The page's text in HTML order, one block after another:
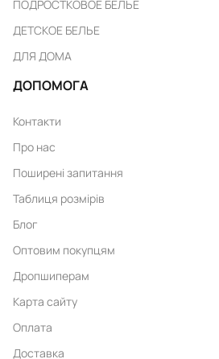
ПОДРОСТКОВОЕ БЕЛЬЕ
ДЕТСКОЕ БЕЛЬЕ
ДЛЯ ДОМА
ДОПОМОГА
Контакти
Про нас
Поширені запитання
Таблиця розмірів
Блог
Оптовим покупцям
Дропшиперам
Карта сайту
Оплата
Доставка